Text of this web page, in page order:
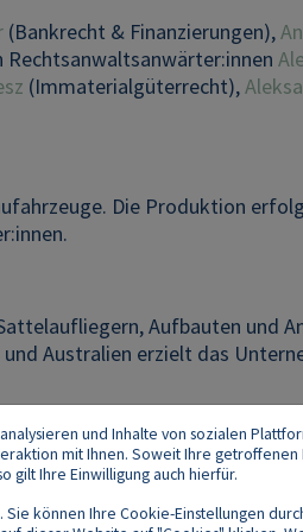
(Bankrecht & Finanzierungen),
(Immaterialgüterrecht),
Die Produktion
Aufbauten und
Australien erzielt das
und Inhalte von sozialen
mit Ihnen. Soweit Ihre getroffenen
gilt Ihre Einwilligung auch hierfür.
Sie können Ihre Cookie-Einstellungen